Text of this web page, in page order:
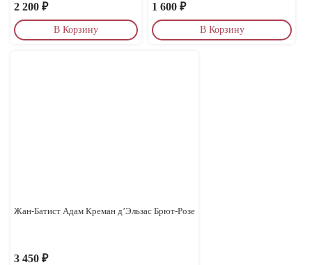
2 200 ₽
В Корзину
1 600 ₽
В Корзину
Жан-Батист Адам Креман д’Эльзас Брют-Розе
3 450 ₽